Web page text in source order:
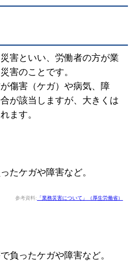
害といい、労働者の方が業
害のことです。
傷害（ケガ）や病気、障
が該当しますが、大きくは
ます。
たケガや障害など。
参考資料: 「業務災害について」（厚生労働省）
負ったケガや障害など。